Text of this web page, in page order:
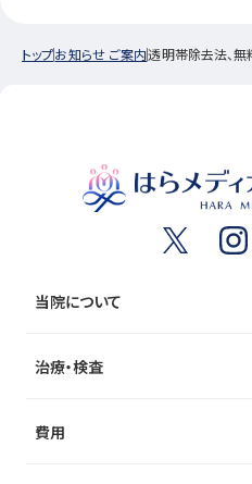
トップお知らせ ご案内透明帯除去法、無
当院について
治療・検査
費用